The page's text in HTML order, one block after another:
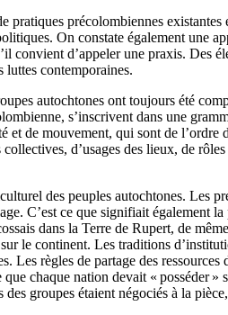
pratiques précolombiennes
On constate également une
convient d’appeler une praxis. Des
luttes contemporaines.
autochtones ont toujours été
s’inscrivent dans une
et de mouvement, qui sont de
d’usages des lieux, de
des peuples autochtones. Les
C’est ce que signifiait
dans la Terre de Rupert, de
le continent. Les traditions
Les règles de partage des
chaque nation devait « posséder
groupes étaient négociés à la